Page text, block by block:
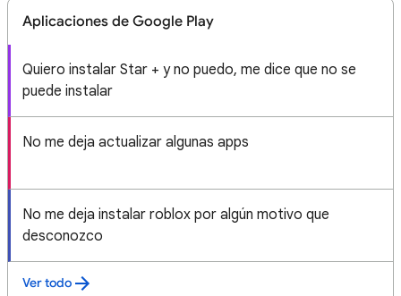
Aplicaciones de Google Play
Quiero instalar Star + y no puedo, me dice que no se
puede instalar
No me deja actualizar algunas apps
No me deja instalar roblox por algún motivo que
desconozco
Ver todo